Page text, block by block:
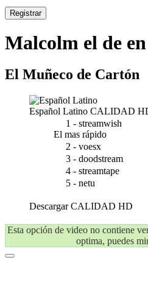
Registrar
Malcolm el de
El Muñeco de Cartón
Español Latino CALIDAD
1 - streamwish
El mas rápido
2 - voesx
3 - doodstream
4 - streamtape
5 - netu
DescargarCALIDAD HD
Esta opción de video no contiene
optima, puedes